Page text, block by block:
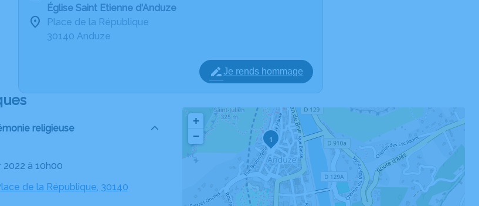
Église Saint Etienne d'Anduze
Place de la République
30140 Anduze
Je rends hommage
religieuse
2022 à 10h00
de la République, 30140
1
+
−